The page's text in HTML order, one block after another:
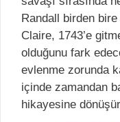
Randall birden bire
Claire, 1743’e
olduğunu fark
evlenme zorunda
içinde zamandan
hikayesine